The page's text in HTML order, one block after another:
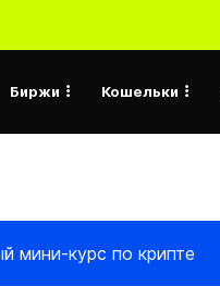
Биржи Кошельки
мини-курс по крипте